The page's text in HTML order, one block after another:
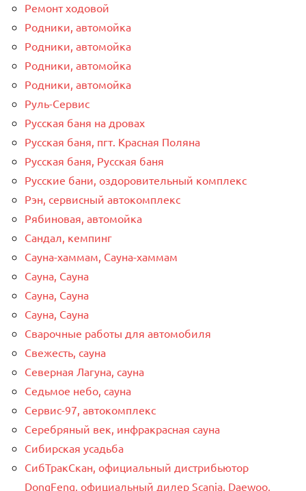
Ремонт ходовой
Родники, автомойка
Родники, автомойка
Родники, автомойка
Родники, автомойка
Руль-Сервис
Русская баня на дровах
Русская баня, пгт. Красная Поляна
Русская баня, Русская баня
Русские бани, оздоровительный комплекс
Рэн, сервисный автокомплекс
Рябиновая, автомойка
Сандал, кемпинг
Сауна-хаммам, Сауна-хаммам
Сауна, Сауна
Сауна, Сауна
Сауна, Сауна
Сварочные работы для автомобиля
Свежесть, сауна
Северная Лагуна, сауна
Седьмое небо, сауна
Сервис-97, автокомплекс
Серебряный век, инфракрасная сауна
Сибирская усадьба
СибТракСкан, официальный дистрибьютор
DongFeng, официальный дилер Scania, Daewoo,